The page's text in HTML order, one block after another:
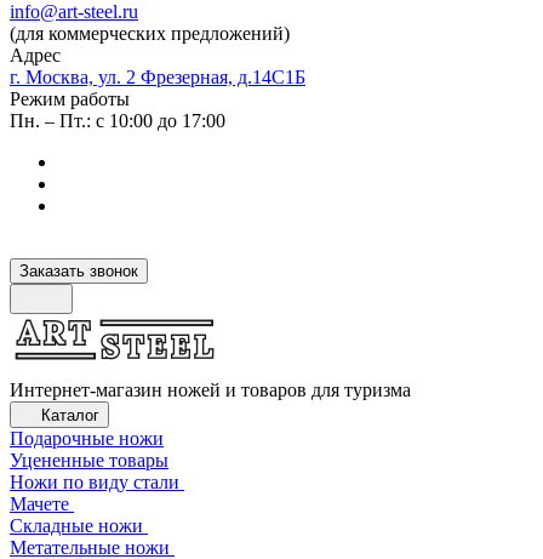
info@art-steel.ru
(для коммерческих предложений)
Адрес
г. Москва, ул. 2 Фрезерная, д.14С1Б
Режим работы
Пн. – Пт.: с 10:00 до 17:00
Заказать звонок
Интернет-магазин ножей и товаров для туризма
Каталог
Подарочные ножи
Уцененные товары
Ножи по виду стали
Мачете
Складные ножи
Метательные ножи